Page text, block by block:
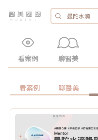
看案例 聊醫美
看案例 聊醫美